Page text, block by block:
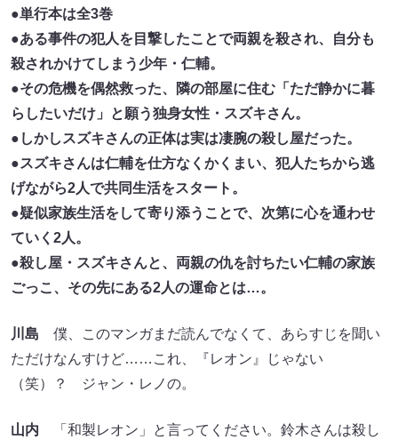
●単行本は全3巻
●ある事件の犯人を目撃したことで両親を殺され、自分も
殺されかけてしまう少年・仁輔。
●その危機を偶然救った、隣の部屋に住む「ただ静かに暮
らしたいだけ」と願う独身女性・スズキさん。
●しかしスズキさんの正体は実は凄腕の殺し屋だった。
●スズキさんは仁輔を仕方なくかくまい、犯人たちから逃
げながら2人で共同生活をスタート。
●疑似家族生活をして寄り添うことで、次第に心を通わせ
ていく2人。
●殺し屋・スズキさんと、両親の仇を討ちたい仁輔の家族
ごっこ、その先にある2人の運命とは…。
川島 僕、このマンガまだ読んでなくて、あらすじを聞い
ただけなんすけど……これ、『レオン』じゃない
（笑）？ ジャン・レノの。
山内 「和製レオン」と言ってください。鈴木さんは殺し